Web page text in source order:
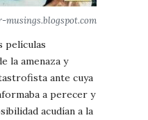
musings.blogspot.com
películas
la amenaza y
ante cuya
a perecer y
acudían a la